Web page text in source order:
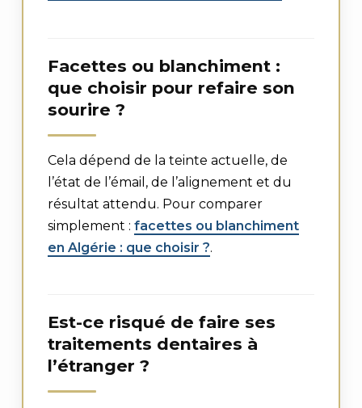
Facettes ou blanchiment :
que choisir pour refaire son
sourire ?
Cela dépend de la teinte actuelle, de
l’état de l’émail, de l’alignement et du
résultat attendu. Pour comparer
simplement : facettes ou blanchiment
en Algérie : que choisir ?.
Est-ce risqué de faire ses
traitements dentaires à
l’étranger ?